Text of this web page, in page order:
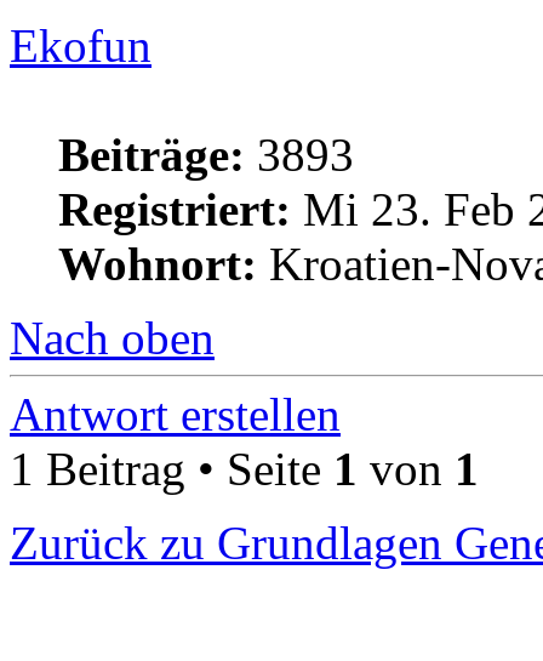
Ekofun
Beiträge: 3893
Registriert: Mi 23. Feb
Wohnort: Kroatien-
Nach oben
Antwort erstellen
1 Beitrag • Seite 1 von 1
Zurück zu Grundlagen